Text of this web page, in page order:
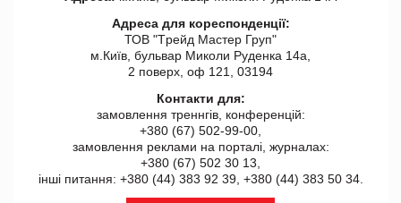
Адреса для кореспонденції:
ТОВ "Tрейд Мастер Груп"
м.Київ, бульвар Миколи Руденка 14а,
2 поверх, оф 121, 03194
Контакти для:
замовлення треннгів, конференцій:
+380 (67) 502-99-00,
замовлення реклами на порталі, журналах:
+380 (67) 502 30 13,
інші питання: +380 (44) 383 92 39, +380 (44) 383 50 34.